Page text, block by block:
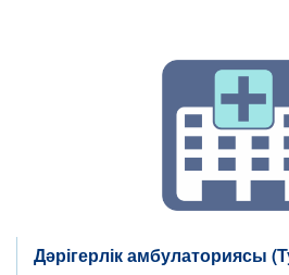
Дәрігерлік амбулаториясы